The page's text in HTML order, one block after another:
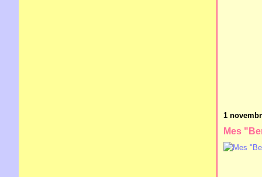
1
Mes